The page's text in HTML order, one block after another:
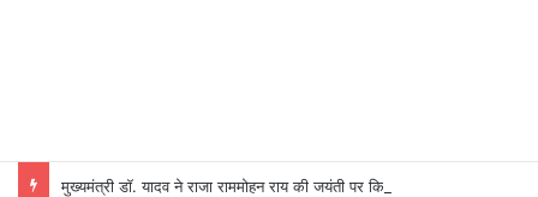
मुख्यमंत्री डॉ. यादव ने राजा राममोहन राय की जयंती पर किया नमन